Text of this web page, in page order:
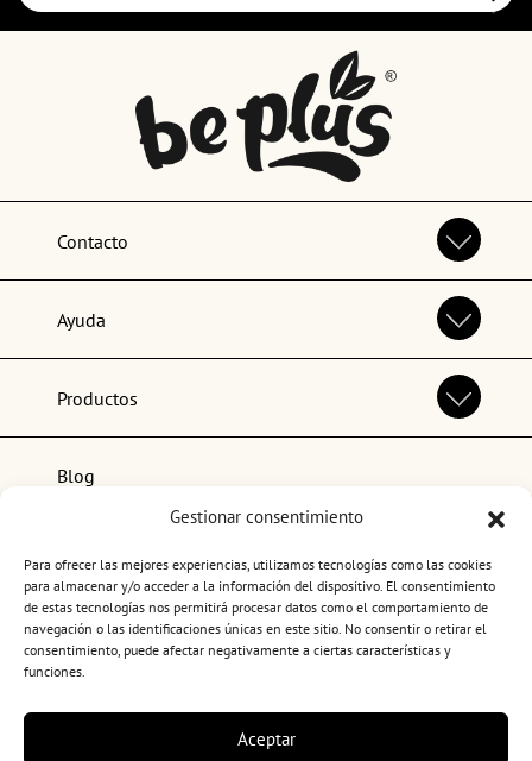
Gestionar consentimiento
Para ofrecer las mejores experiencias, utilizamos tecnologías como las cookies
para almacenar y/o acceder a la información del dispositivo. El consentimiento
de estas tecnologías nos permitirá procesar datos como el comportamiento de
navegación o las identificaciones únicas en este sitio. No consentir o retirar el
consentimiento, puede afectar negativamente a ciertas características y
funciones.
Aceptar
Contacto
Ayuda
Productos
Blog
Lo más popular